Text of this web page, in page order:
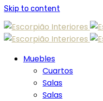
Skip to content
Muebles
Cuartos
Salas
Salas